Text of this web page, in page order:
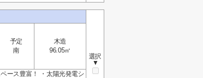
選択
▼
予定
南
木造
96.05㎡
ース豊富！ ・太陽光発電シ